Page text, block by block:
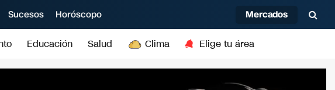
Sucesos Horóscopo Mercados
Educación Salud Clima Elige tu área